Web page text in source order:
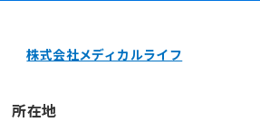
株式会社メディカルライフ
所在地